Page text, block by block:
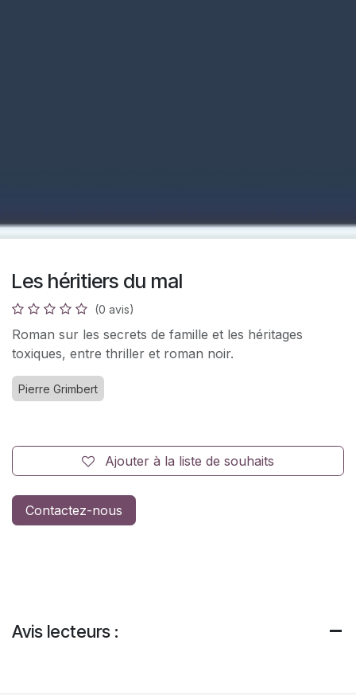
Les héritiers du mal
(0 avis)
Roman sur les secrets de famille et les héritages
toxiques, entre thriller et roman noir.
Pierre Grimbert
Ajouter à la liste de souhaits
Contactez-nous
Avis lecteurs :